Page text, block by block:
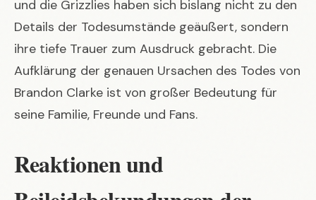
und die Grizzlies haben sich bislang nicht zu den
Details der Todesumstände geäußert, sondern
ihre tiefe Trauer zum Ausdruck gebracht. Die
Aufklärung der genauen Ursachen des Todes von
Brandon Clarke ist von großer Bedeutung für
seine Familie, Freunde und Fans.
Reaktionen und